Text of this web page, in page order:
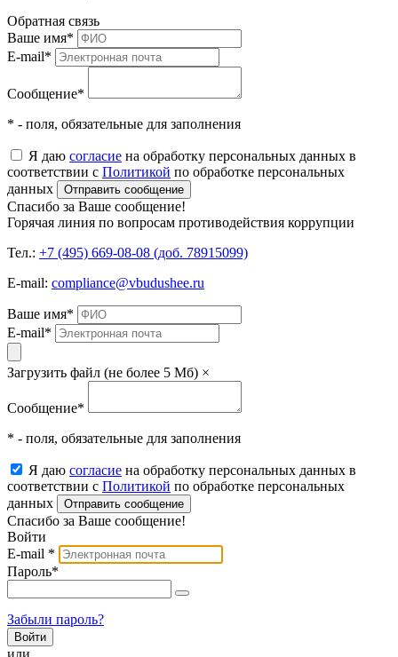
Обратная связь
Ваше имя*
E-mail*
Сообщение*
* - поля, обязательные для заполнения
Я даю согласие на обработку персональных данных в
соответствии с Политикой по обработке персональных
данных
Отправить сообщение
Спасибо за Ваше сообщение!
Горячая линия по вопросам противодействия коррупции
Тел.: +7 (495) 669-08-08 (доб. 78915099)
E-mail: compliance@vbudushee.ru
Ваше имя*
E-mail*
Загрузить файл (не более 5 Мб) ×
Сообщение*
* - поля, обязательные для заполнения
Я даю согласие на обработку персональных данных в
соответствии с Политикой по обработке персональных
данных
Отправить сообщение
Спасибо за Ваше сообщение!
Войти
E-mail *
Пароль*
Забыли пароль?